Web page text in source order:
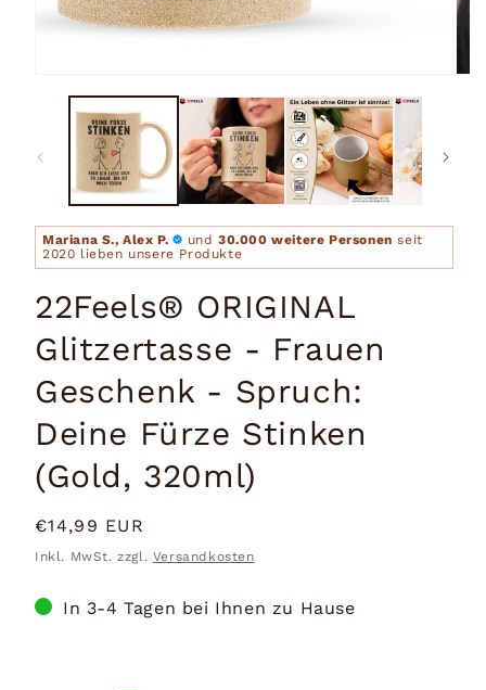
Mariana S., Alex P. und 30.000 weitere Personen seit
2020 lieben unsere Produkte
22Feels® ORIGINAL
Glitzertasse - Frauen
Geschenk - Spruch:
Deine Fürze Stinken
(Gold, 320ml)
Normaler
Preis
€14,99 EUR
Inkl. MwSt. zzgl. Versandkosten
In 3-4 Tagen bei Ihnen zu Hause